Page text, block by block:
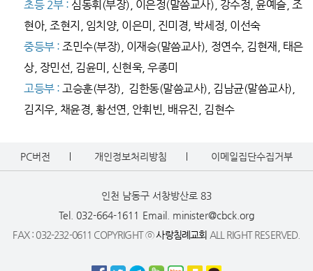
초등 2부 : 심동휘(부장), 이은정(말씀교사), 강수정, 윤예슬, 조
현아, 조현지, 임치양, 이은미, 진미경, 박세정, 이선숙
중등부 :조민수(부장), 이재승(말씀교사), 정연수, 김현재, 태은
상, 장민선, 김윤미, 신현욱, 우종미
고등부 :고승훈(부장), 김한동(말씀교사), 김남균(말씀교사),
김지우, 채윤경, 황선연, 안휘빈, 배유진, 김현수
PC버전 개인정보처리방침 이메일집단수집거부
인천 남동구 서창방산로 83
Tel. 032-664-1611 Email. minister@cbck.org
FAX : 032-232-0611 COPYRIGHT ⓒ사랑침례교회 ALL RIGHT RESERVED.